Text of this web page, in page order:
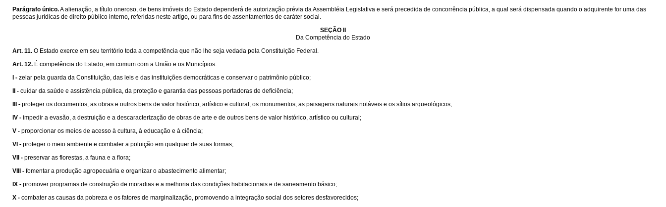
Parágrafo único.A alienação, a título oneroso, de bens imóveis do Estado dependerá de autorização prévia da Assembléia Legislativa e será precedida de concorrência pública, a qual será dispensada quando o adquirente for uma das
pessoas jurídicas de direito público interno, referidas neste artigo, ou para ﬁns de assentamentos de caráter social.
SEÇÃO II
Da Competência do Estado
Art. 11. O Estado exerce em seu território toda a competência que não lhe seja vedada pela Constituição Federal.
Art. 12. É competência do Estado, em comum com a União e os Municípios:
I - zelar pela guarda da Constituição, das leis e das instituições democráticas e conservar o patrimônio público;
II - cuidar da saúde e assistência pública, da proteção e garantia das pessoas portadoras de deﬁciência;
III - proteger os documentos, as obras e outros bens de valor histórico, artístico e cultural, os monumentos, as paisagens naturais notáveis e os sítios arqueológicos;
IV - impedir a evasão, a destruição e a descaracterização de obras de arte e de outros bens de valor histórico, artístico ou cultural;
V - proporcionar os meios de acesso à cultura, à educação e à ciência;
VI - proteger o meio ambiente e combater a poluição em qualquer de suas formas;
VII - preservar as ﬂorestas, a fauna e a ﬂora;
VIII - fomentar a produção agropecuária e organizar o abastecimento alimentar;
IX - promover programas de construção de moradias e a melhoria das condições habitacionais e de saneamento básico;
X - combater as causas da pobreza e os fatores de marginalização, promovendo a integração social dos setores desfavorecidos;